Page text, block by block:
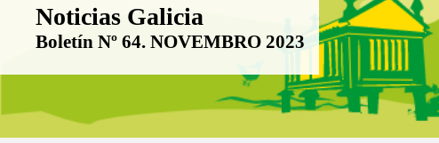
Boletín Noticias Galicia
Noticias Galicia
Boletín Nº 64. NOVEMBRO 2023